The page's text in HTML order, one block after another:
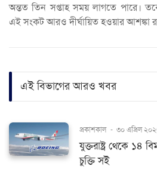
অন্তত তিন সপ্তাহ সময় লাগতে পারে। তবে
এই সংকট আরও দীর্ঘায়িত হওয়ার আশঙ্কা
এই বিভাগের আরও খবর
প্রকাশকাল - ৩০ এপ্রিল
যুক্তরাষ্ট্র থেকে ১৪
চুক্তি সই